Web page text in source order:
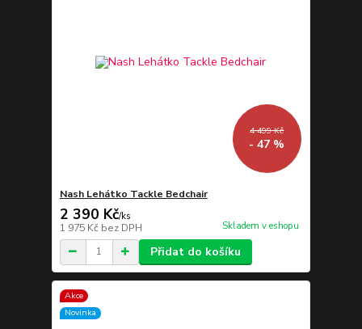
4 499 Kč
- 47 %
Nash Lehátko Tackle Bedchair
2 390 Kč/ks
1 975 Kč bez DPH Skladem v eshopu
Přidat do košíku
Akce
Novinka